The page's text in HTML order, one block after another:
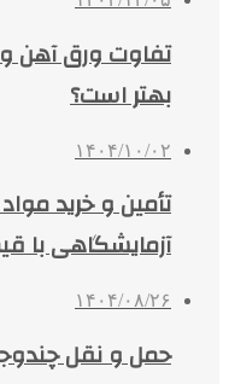
تفاوت ورق آهن
بهتر است؟
۱۴۰۴/۱۰/۰۲
تأمین و خرید
آزمایشگاهی با
۱۴۰۴/۰۸/۲۶
حمل و نقل